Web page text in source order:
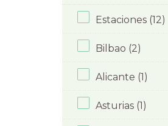
Estaciones (12)
Bilbao (2)
Alicante (1)
Asturias (1)